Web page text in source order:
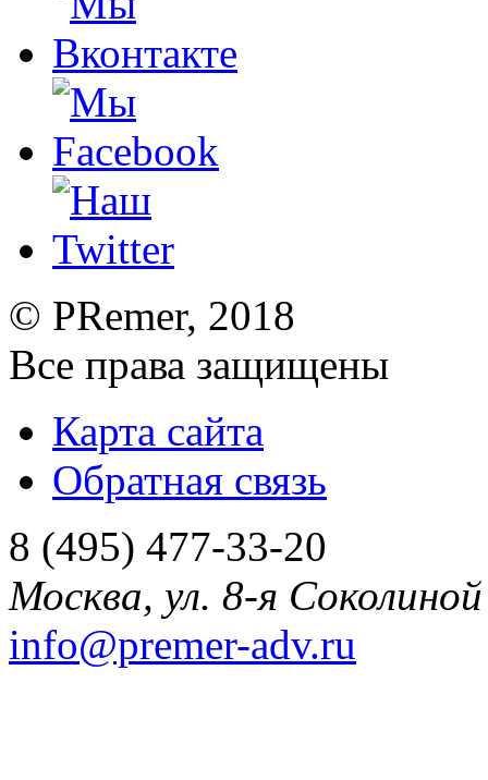
© PRemer, 2018
Все права защищены
Карта сайта
Обратная связь
8 (495) 477-33-20
Москва, ул. 8-я
info@premer-adv.ru